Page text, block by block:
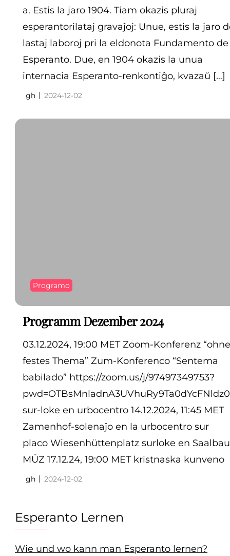
a. Estis la jaro 1904. Tiam okazis pluraj
esperantorilataj gravaĵoj: Unue, estis la jaro
lastaj laboroj pri la eldonota Fundamento de
Esperanto. Due, en 1904 okazis la unua
internacia Esperanto-renkontiĝo, kvazaŭ […]
gh 2024-12-02
Programo
Programm Dezember 2024
03.12.2024, 19:00 MET Zoom-Konferenz “ohne
festes Thema” Zum-Konferenco “Sentema
babilado” https://zoom.us/j/97497349753?
sur-loke en urbocentro 14.12.2024, 11:45 MET
Zamenhof-solenaĵo en la urbocentro sur
placo Wiesenhüttenplatz surloke en Saalbau
MÜZ 17.12.24, 19:00 MET kristnaska kunveno
gh 2024-12-02
Esperanto Lernen
Wie und wo kann man Esperanto lernen?